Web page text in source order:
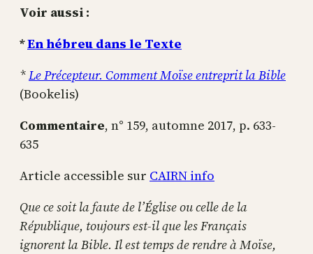
Voir aussi :
*En hébreu dans le Texte
*Le Précepteur. Comment Moïse entreprit la Bible
(Bookelis)
Commentaire, n° 159, automne 2017, p. 633-
635
Article accessible sur CAIRN info
Que ce soit la faute de l’Église ou celle de la
République, toujours est-il que les Français
ignorent la Bible. Il est temps de rendre à Moïse,